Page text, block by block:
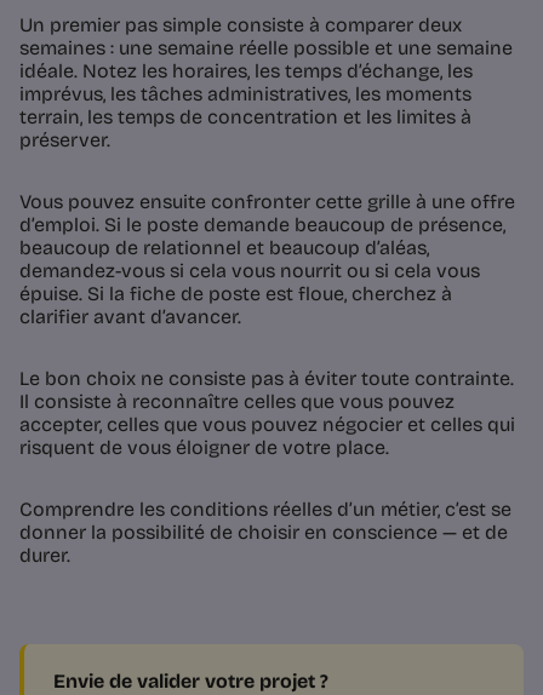
Un premier pas simple consiste à comparer deux
semaines : une semaine réelle possible et une semaine
idéale. Notez les horaires, les temps d’échange, les
imprévus, les tâches administratives, les moments
terrain, les temps de concentration et les limites à
préserver.
Vous pouvez ensuite confronter cette grille à une offre
d’emploi. Si le poste demande beaucoup de présence,
beaucoup de relationnel et beaucoup d’aléas,
demandez-vous si cela vous nourrit ou si cela vous
épuise. Si la fiche de poste est floue, cherchez à
clarifier avant d’avancer.
Le bon choix ne consiste pas à éviter toute contrainte.
Il consiste à reconnaître celles que vous pouvez
accepter, celles que vous pouvez négocier et celles qui
risquent de vous éloigner de votre place.
Comprendre les conditions réelles d’un métier, c’est se
donner la possibilité de choisir en conscience — et de
durer.
Envie de valider votre projet ?